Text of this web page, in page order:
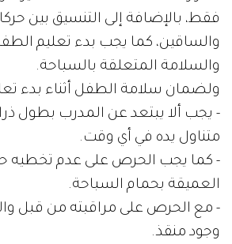
فقط، بالإضافة إلى التنسيق بين
والساقين، كما يجب بدء تعليم
والسلامة المتعلقة بالسباحة.
ولضمان سلامة الطفل أثناء بدء
- يجب ألا يبتعد عن المدرب بطول
متناول يده في أي وقت.
- كما يجب الحرص على عدم تخطيه
العميقة بحمام السباحة.
- مع الحرص على مراقبته من قبل
وجود منقذ.